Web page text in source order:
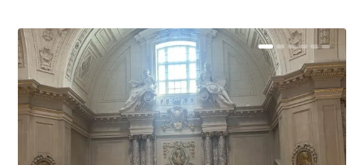
Málaga, verso en azul, de Rafael
Porras y Salvador...
«La cocina hebrea. Alimentación
del pueblo judío e...